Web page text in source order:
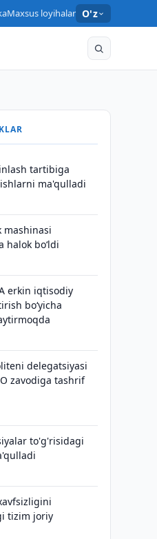
Maxsus loyihalar O'z
tartibiga
ma'qulladi
mashinasi
halok bo‘ldi
erkin iqtisodiy
boʻyicha
delegatsiyasi
zavodiga tashrif
to'g'risidagi
tizim joriy